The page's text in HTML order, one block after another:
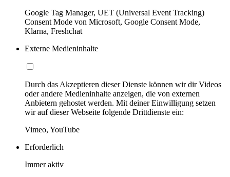
Google Tag Manager, UET (Universal Event Tracking)
Consent Mode von Microsoft, Google Consent Mode,
Klarna, Freshchat
Externe Medieninhalte
Durch das Akzeptieren dieser Dienste können wir dir Videos
oder andere Medieninhalte anzeigen, die von externen
Anbietern gehostet werden. Mit deiner Einwilligung setzen
wir auf dieser Webseite folgende Drittdienste ein:
Vimeo, YouTube
Erforderlich
Immer aktiv